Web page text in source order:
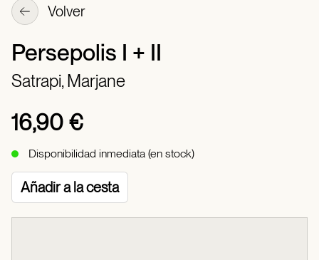
Volver
Persepolis I + II
Satrapi, Marjane
16,90 €
Disponibilidad inmediata (en stock)
Añadir a la cesta